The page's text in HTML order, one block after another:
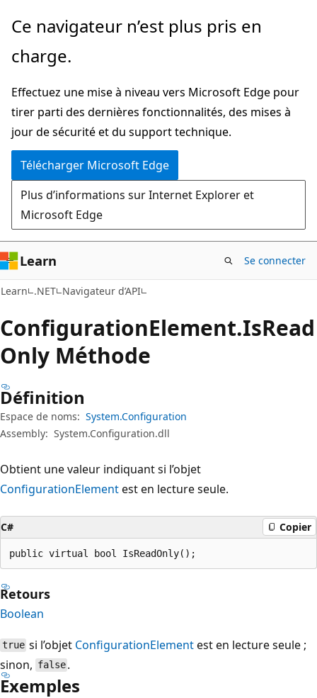
Passer
directement
au
principal
Passer
la
dans
la
page
Ce navigateur n’est plus pris en
charge.
Effectuez une mise à niveau vers Microsoft Edge pour
tirer parti des dernières fonctionnalités, des mises à
jour de sécurité et du support technique.
Télécharger Microsoft Edge
Plus d’informations sur Internet Explorer et
Microsoft Edge
Learn Se connecter
Learn .NET Navigateur d’API
ConfigurationElement.IsRead
Only Méthode
Définition
Espace de noms: System.Configuration
Assembly: System.Configuration.dll
Obtient une valeur indiquant si l’objet
ConfigurationElementest en lecture seule.
C# Copier
public virtual bool IsReadOnly();
Retours
Boolean
true si l’objet ConfigurationElementest en lecture seule ;
sinon, false .
Exemples